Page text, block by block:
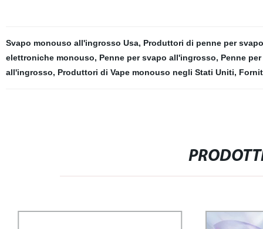
Svapo monouso all'ingrosso Usa, Produttori di penne per
elettroniche monouso, Penne per svapo all'ingrosso, Penne
all'ingrosso, Produttori di Vape monouso negli Stati Uniti,